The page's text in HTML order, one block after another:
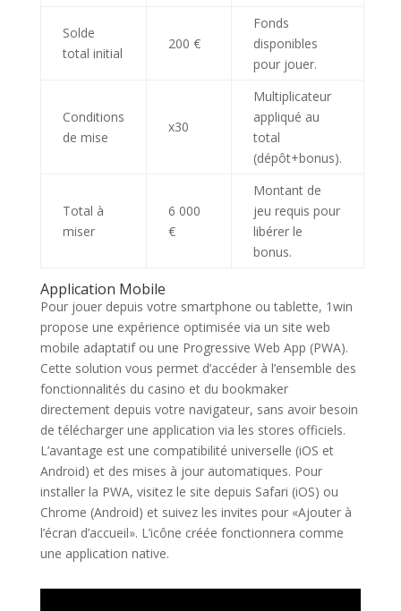
Solde
total initial
200 €
Fonds
disponibles
pour jouer.
Conditions
de mise
x30
Multiplicateur
appliqué au
total
(dépôt+bonus).
Total à
miser
6 000
€
Montant de
jeu requis pour
libérer le
bonus.
Application Mobile
Pour jouer depuis votre smartphone ou tablette, 1win
propose une expérience optimisée via un site web
mobile adaptatif ou une Progressive Web App (PWA).
Cette solution vous permet d’accéder à l’ensemble des
fonctionnalités du casino et du bookmaker
directement depuis votre navigateur, sans avoir besoin
de télécharger une application via les stores officiels.
L’avantage est une compatibilité universelle (iOS et
Android) et des mises à jour automatiques. Pour
installer la PWA, visitez le site depuis Safari (iOS) ou
Chrome (Android) et suivez les invites pour «Ajouter à
l’écran d’accueil». L’icône créée fonctionnera comme
une application native.